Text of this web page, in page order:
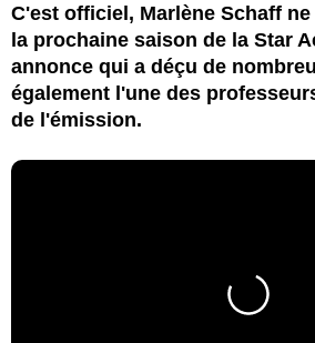
C'est officiel, Marlène Schaff
la prochaine saison de la Star
annonce qui a déçu de
également l'une des
de l'émission.